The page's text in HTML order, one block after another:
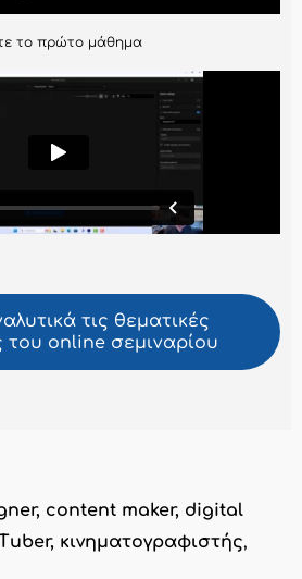
το πρώτο μάθημα
τις θεματικές
του online σεμιναρίου
content maker, digital
κινηματογραφιστής,